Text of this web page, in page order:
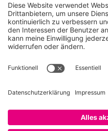
Impressum
Impressum
Cookie-Richtlinie (EU)